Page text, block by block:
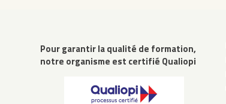
Pour garantir la qualité de formation,
notre organisme est certifié Qualiopi